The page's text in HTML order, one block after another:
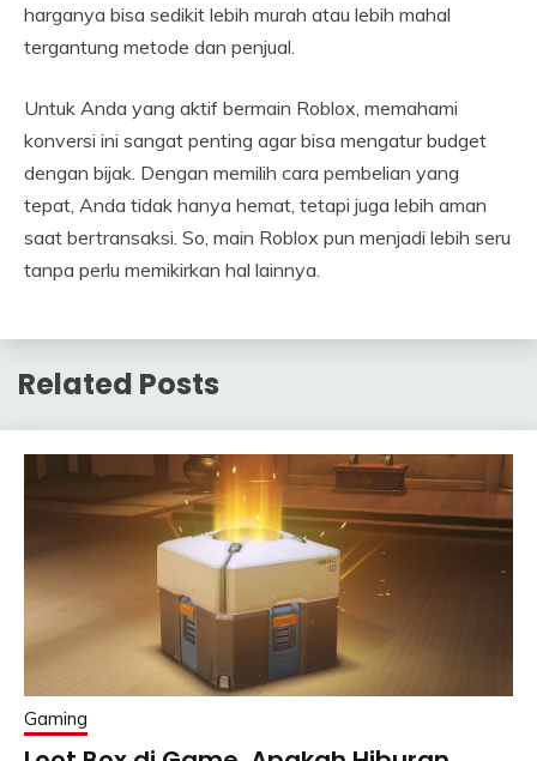
harganya bisa sedikit lebih murah atau lebih mahal
tergantung metode dan penjual.
Untuk Anda yang aktif bermain Roblox, memahami
konversi ini sangat penting agar bisa mengatur budget
dengan bijak. Dengan memilih cara pembelian yang
tepat, Anda tidak hanya hemat, tetapi juga lebih aman
saat bertransaksi. So, main Roblox pun menjadi lebih seru
tanpa perlu memikirkan hal lainnya.
Related Posts
Gaming